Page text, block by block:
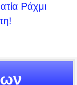
Ράχμι